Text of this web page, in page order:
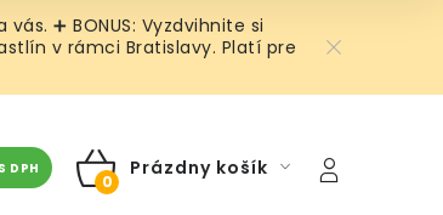
➕ BONUS: Vyzdvihnite si
v rámci Bratislavy. Platí pre
S DPH
NÁKUPNÝ
Prázdny košík